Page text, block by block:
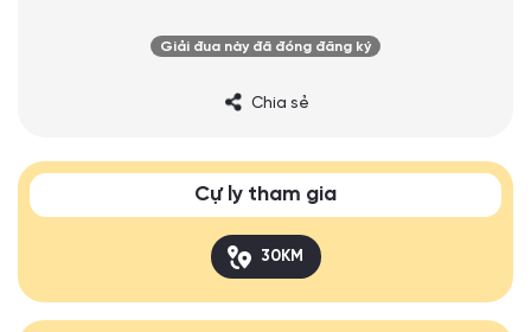
Giải đua này đã đóng đăng ký
Chia sẻ
Cự ly tham gia
30KM